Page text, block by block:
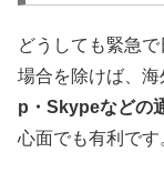
どうしても緊急
場合を除けば、
p・Skypeなどの
心面でも有利です